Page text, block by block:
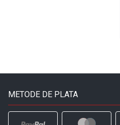
METODE DE PLATA